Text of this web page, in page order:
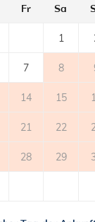
Fr Sa
1
7 8
14 15
21 22
28 29